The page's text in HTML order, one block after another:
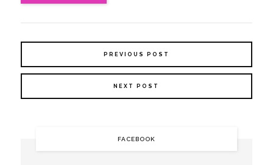
PREVIOUS POST
NEXT POST
FACEBOOK